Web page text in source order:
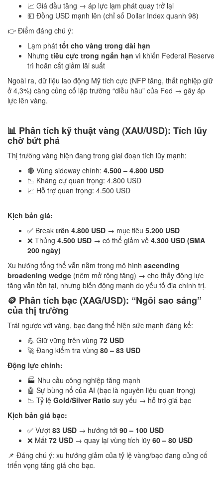
📈 Giá dầu tăng → áp lực lạm phát quay trở lại
💵 Đồng USD mạnh lên (chỉ số Dollar Index quanh 98)
👉 Điểm đáng chú ý:
Lạm phát tốt cho vàng trong dài hạn
Nhưng tiêu cực trong ngắn hạn vì khiến Federal Reserve
trì hoãn cắt giảm lãi suất
Ngoài ra, dữ liệu lao động Mỹ tích cực (NFP tăng, thất nghiệp giữ
ở 4,3%) càng củng cố lập trường “diều hâu” của Fed → gây áp
lực lên vàng.
📊 Phân tích kỹ thuật vàng (XAU/USD): Tích lũy
chờ bứt phá
Thị trường vàng hiện đang trong giai đoạn tích lũy mạnh:
🔴 Vùng sideway chính: 4.500 – 4.800 USD
📉 Kháng cự quan trọng: 4.800 USD
📈 Hỗ trợ quan trọng: 4.500 USD
Kịch bản giá:
✅ Break trên 4.800 USD → mục tiêu 5.200 USD
❌ Thủng 4.500 USD → có thể giảm về 4.300 USD (SMA
200 ngày)
Xu hướng tổng thể vẫn nằm trong mô hình ascending
broadening wedge (nêm mở rộng tăng) → cho thấy động lực
tăng vẫn tồn tại, nhưng biến động mạnh do yếu tố địa chính trị.
🪙 Phân tích bạc (XAG/USD): “Ngôi sao sáng”
của thị trường
Trái ngược với vàng, bạc đang thể hiện sức mạnh đáng kể:
💪 Giữ vững trên vùng 72 USD
🚀 Đang kiểm tra vùng 80 – 83 USD
Động lực chính:
🏭 Nhu cầu công nghiệp tăng mạnh
🤖 Sự bùng nổ của AI (bạc là nguyên liệu quan trọng)
📉 Tỷ lệ Gold/Silver Ratio suy yếu → hỗ trợ giá bạc
Kịch bản giá bạc:
✅ Vượt 83 USD → hướng tới 90 – 100 USD
❌ Mất 72 USD → quay lại vùng tích lũy 60 – 80 USD
📌 Đáng chú ý: xu hướng giảm của tỷ lệ vàng/bạc đang củng cố
triển vọng tăng giá cho bạc.